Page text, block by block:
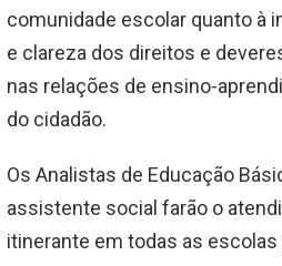
comunidade escolar quanto à
e clareza dos direitos e
nas relações de ensino-
do cidadão.
Os Analistas de Educação
assistente social farão o
itinerante em todas as